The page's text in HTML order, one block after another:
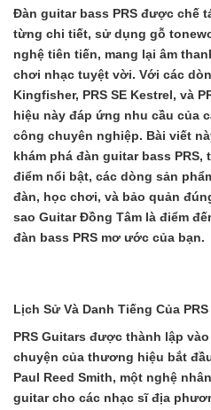
Đàn guitar bass PRS được chế
từng chi tiết, sử dụng gỗ
nghệ tiên tiến, mang lại âm
chơi nhạc tuyệt vời. Với các
Kingfisher, PRS SE Kestrel, và
hiệu này đáp ứng nhu cầu của
công chuyên nghiệp. Bài viết
khám phá đàn guitar bass PRS,
điểm nổi bật, các dòng sản
đàn, học chơi, và bảo quản
sao Guitar Đồng Tâm là điểm
đàn bass PRS mơ ước của bạn.
Lịch Sử Và Danh Tiếng Của PRS
PRS Guitars được thành lập
chuyện của thương hiệu bắt
Paul Reed Smith, một nghệ
guitar cho các nhạc sĩ địa